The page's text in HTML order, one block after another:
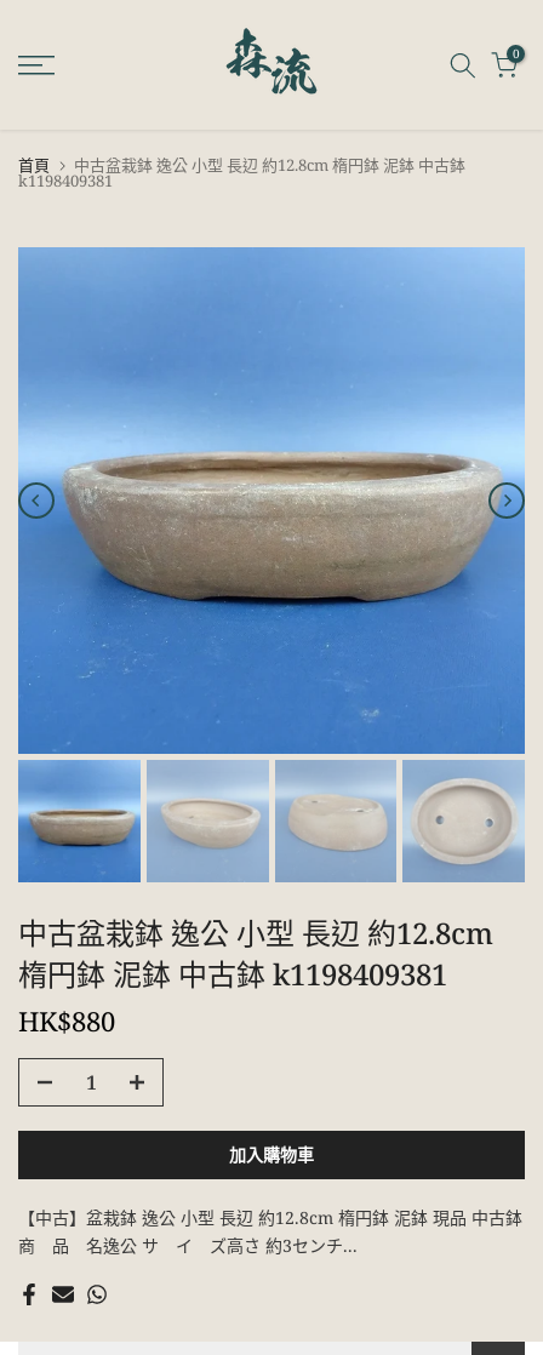
至
內
0
首頁 中古盆栽鉢 逸公 小型 長辺 約12.8cm 楕円鉢 泥鉢 中古鉢
k1198409381
中古盆栽鉢 逸公 小型 長辺 約12.8cm
楕円鉢 泥鉢 中古鉢 k1198409381
HK$880
加入購物車
【中古】盆栽鉢 逸公 小型 長辺 約12.8cm 楕円鉢 泥鉢 現品 中古鉢
商 品 名逸公 サ イ ズ高さ 約3センチ...